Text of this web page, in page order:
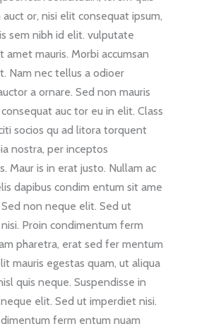
or, nisi elit consequat ipsum,
sem nibh id elit. vulputate
amet mauris. Morbi accumsan
Nam nec tellus a odioer
a ornare. Sed non mauris
auc tor eu in elit. Class
socios qu ad litora torquent
nostra, per inceptos
Maur is in erat justo. Nullam ac
dapibus condim entum sit ame
non neque elit. Sed ut
Proin condimentum ferm
pharetra, erat sed fer mentum
mauris egestas quam, ut aliqua
quis neque. Suspendisse in
elit. Sed ut imperdiet nisi.
ferm entum nuam